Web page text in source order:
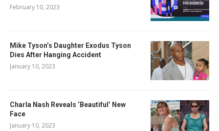
February 10, 2023
Mike Tyson’s Daughter Exodus Tyson
Dies After Hanging Accident
January 10, 2023
Charla Nash Reveals ‘Beautiful’ New
Face
January 10, 2023